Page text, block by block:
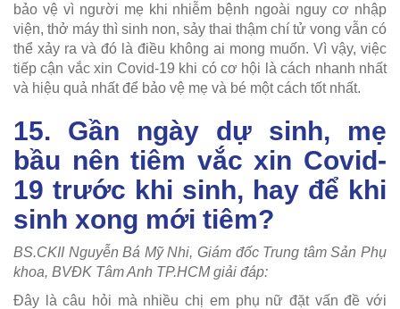
bảo vệ vì người mẹ khi nhiễm bệnh ngoài nguy cơ nhập
viện, thở máy thì sinh non, sảy thai thậm chí tử vong vẫn có
thể xảy ra và đó là điều không ai mong muốn. Vì vậy, việc
tiếp cận vắc xin Covid-19 khi có cơ hội là cách nhanh nhất
và hiệu quả nhất để bảo vệ mẹ và bé một cách tốt nhất.
15. Gần ngày dự sinh, mẹ
bầu nên tiêm vắc xin Covid-
19 trước khi sinh, hay để khi
sinh xong mới tiêm?
BS.CKII Nguyễn Bá Mỹ Nhi, Giám đốc Trung tâm Sản Phụ
khoa, BVĐK Tâm Anh TP.HCM giải đáp:
Đây là câu hỏi mà nhiều chị em phụ nữ đặt vấn đề với